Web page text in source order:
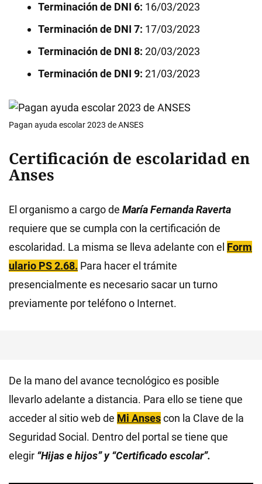
Terminación de DNI 6: 16/03/2023
Terminación de DNI 7: 17/03/2023
Terminación de DNI 8: 20/03/2023
Terminación de DNI 9: 21/03/2023
Pagan ayuda escolar 2023 de ANSES
Certificación de escolaridad en
Anses
El organismo a cargo de María Fernanda Raverta
requiere que se cumpla con la certificación de
escolaridad. La misma se lleva adelante con el Form
ulario PS 2.68. Para hacer el trámite
presencialmente es necesario sacar un turno
previamente por teléfono o Internet.
De la mano del avance tecnológico es posible
llevarlo adelante a distancia. Para ello se tiene que
acceder al sitio web de Mi Ansescon la Clave de la
Seguridad Social. Dentro del portal se tiene que
elegir “Hijas e hijos” y “Certificado escolar”.